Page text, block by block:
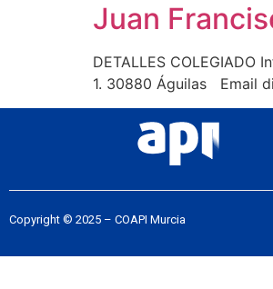
Juan
DETALLES
1. 30880 Águilas Email
Copyright © 2025 – COAPI Murcia